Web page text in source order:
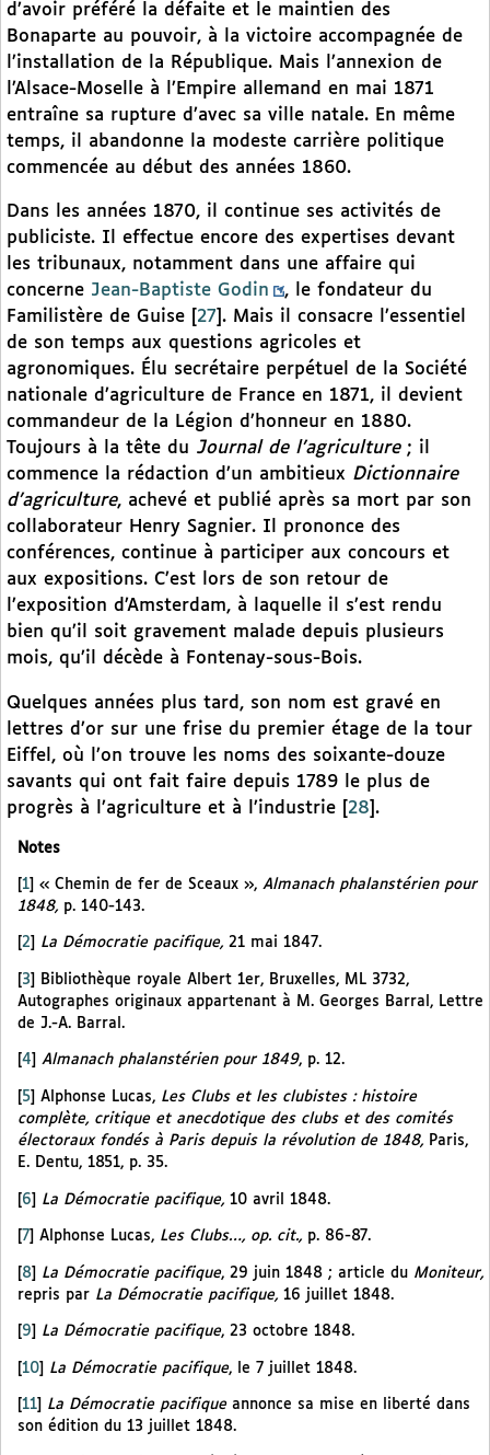
d’avoir préféré la défaite et le maintien des
Bonaparte au pouvoir, à la victoire accompagnée de
l’installation de la République. Mais l’annexion de
l’Alsace-Moselle à l’Empire allemand en mai 1871
entraîne sa rupture d’avec sa ville natale. En même
temps, il abandonne la modeste carrière politique
commencée au début des années 1860.
Dans les années 1870, il continue ses activités de
publiciste. Il effectue encore des expertises devant
les tribunaux, notamment dans une affaire qui
concerne Jean-Baptiste Godin
, le fondateur du
Familistère de Guise
27 . Mais il consacre l’essentiel
de son temps aux questions agricoles et
agronomiques. Élu secrétaire perpétuel de la Société
nationale d’agriculture de France en 1871, il devient
commandeur de la Légion d’honneur en 1880.
Toujours à la tête du Journal de l’agriculture; il
commence la rédaction d’un ambitieux Dictionnaire
d’agriculture, achevé et publié après sa mort par son
collaborateur Henry Sagnier. Il prononce des
conférences, continue à participer aux concours et
aux expositions. C’est lors de son retour de
l’exposition d’Amsterdam, à laquelle il s’est rendu
bien qu’il soit gravement malade depuis plusieurs
mois, qu’il décède à Fontenay-sous-Bois.
Quelques années plus tard, son nom est gravé en
lettres d’or sur une frise du premier étage de la tour
Eiffel, où l’on trouve les noms des soixante-douze
savants qui ont fait faire depuis 1789 le plus de
progrès à l’agriculture et à l’industrie
28 .
Notes
[1] « Chemin de fer de Sceaux », Almanach phalanstérien pour
1848, p. 140-143.
2 La Démocratie pacifique, 21 mai 1847.
[3]
Bibliothèque royale Albert 1er, Bruxelles, ML 3732,
Autographes originaux appartenant à M. Georges Barral, Lettre
de J.-A. Barral.
4 Almanach phalanstérien pour 1849, p. 12.
5 Alphonse Lucas, Les Clubs et les clubistes : histoire
complète, critique et anecdotique des clubs et des comités
électoraux fondés à Paris depuis la révolution de 1848, Paris,
E. Dentu, 1851, p. 35.
[6] La Démocratie pacifique, 10 avril 1848.
7 Alphonse Lucas, Les Clubs…, op. cit., p. 86-87.
[8] La Démocratie pacifique, 29 juin 1848 ; article du Moniteur,
repris par La Démocratie pacifique, 16 juillet 1848.
9 La Démocratie pacifique, 23 octobre 1848.
[10] La Démocratie pacifique, le 7 juillet 1848.
11 La Démocratie pacifique annonce sa mise en liberté dans
son édition du 13 juillet 1848.